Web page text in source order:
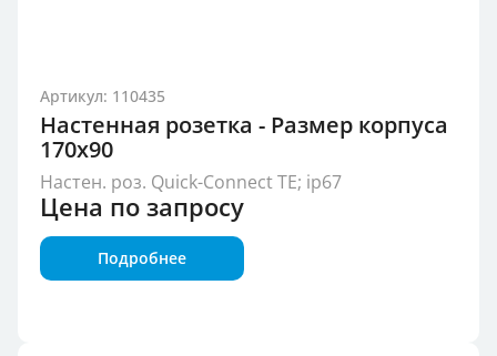
Артикул: 110435
Настенная розетка - Размер корпуса
170x90
Настен. роз. Quick-Connect TE; ip67
Цена по запросу
Подробнее